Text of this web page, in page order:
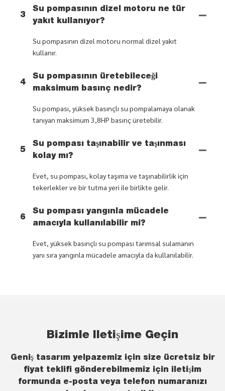
3
Su pompasının dizel motoru ne tür
yakıt kullanıyor?
Su pompasının dizel motoru normal dizel yakıt
kullanır.
4
Su pompasının üretebileceği
maksimum basınç nedir?
Su pompası, yüksek basınçlı su pompalamaya olanak
tanıyan maksimum 3,8HP basınç üretebilir.
5
Su pompası taşınabilir ve taşınması
kolay mı?
Evet, su pompası, kolay taşıma ve taşınabilirlik için
tekerlekler ve bir tutma yeri ile birlikte gelir.
6
Su pompası yangınla mücadele
amacıyla kullanılabilir mi?
Evet, yüksek basınçlı su pompası tarımsal sulamanın
yanı sıra yangınla mücadele amacıyla da kullanılabilir.
Bizimle Iletişime Geçin
Geniş tasarım yelpazemiz için size ücretsiz bir
fiyat teklifi gönderebilmemiz için iletişim
formunda e-posta veya telefon numaranızı